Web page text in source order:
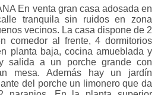
En venta gran casa adosada en
tranquila sin ruidos en zona
vecinos. La casa dispone de 2
comedor al frente, 4 dormitorios
planta baja, cocina amueblada y
salida a un porche grande con
mesa. Además hay un jardín
del porche un limonero que da